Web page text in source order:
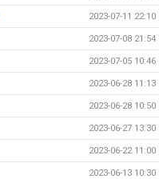
2023-07-11 22:10
2023-07-08 21:54
2023-07-05 10:46
2023-06-28 11:13
2023-06-28 10:50
2023-06-27 13:30
2023-06-22 11:00
2023-06-13 10:30